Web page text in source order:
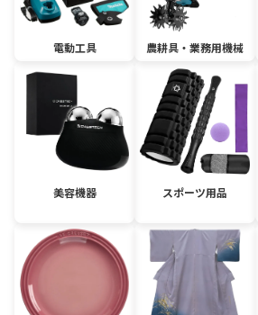
電動工具 農耕具・業務用機械
美容機器 スポーツ用品